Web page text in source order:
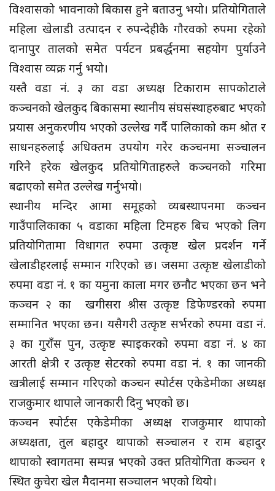
विश्वासको भावनाको बिकास हुने बताउनु भयो। प्रतियोगिताले
महिला खेलाडी उत्पादन र रुपन्देहीकै गौरवको रुपमा रहेको
दानापुर तालको समेत पर्यटन प्रबर्द्धनमा सहयोग पुर्याउने
विश्वास व्यक्र गर्नु भयो।
यस्तै वडा नं. ३ का वडा अध्यक्ष टिकाराम सापकोटाले
कञ्चनको खेलकुद बिकासमा स्थानीय संघसंस्थाहरुबाट भएको
प्रयास अनुकरणीय भएको उल्लेख गर्दै पालिकाको कम श्रोत र
साधनहरुलाई अधिक्तम उपयोग गरेर कञ्चनमा सञ्चालन
गरिने हरेक खेलकुद प्रतियोगिताहरुले कञ्चनको गरिमा
बढाएको समेत उल्लेख गर्नुभयो।
स्थानीय मन्दिर आमा समूहको व्यबस्थापनमा कञ्चन
गाउँपालिकाका ५ वडाका महिला टिमहरु बिच भएको लिग
प्रतियोगितामा विधागत रुपमा उत्कृष्ट खेल प्रदर्शन गर्ने
खेलाडीहरलाई सम्मान गरिएको छ। जसमा उत्कृष्ट खेलाडीको
रुपमा वडा नं. १ का यमुना काला मगर छनौट भएका छन भने
कञ्चन २ का खगीसरा श्रीस उत्कृष्ट डिफेण्डरको रुपमा
सम्मानित भएका छन। यसैगरी उत्कृष्ट सर्भरको रुपमा वडा नं.
३ का गुराँस पुन, उत्कृष्ट स्पाइकरको रुपमा वडा नं. ४ का
आरती क्षेत्री र उत्कृष्ट सेटरको रुपमा वडा नं. १ का जानकी
खत्रीलाई सम्मान गरिएको कञ्चन स्पोर्टस एकेडेमीका अध्यक्ष
राजकुमार थापाले जानकारी दिनु भएको छ।
कञ्चन स्पोर्टस एकेडेमीका अध्यक्ष राजकुमार थापाको
अध्यक्षता, तुल बहादुर थापाको सञ्चालन र राम बहादुर
थापाको स्वागतमा सम्पन्न भएको उक्त प्रतियोगिता कञ्चन १
स्थित कुचेरा खेल मैदानमा सञ्चालन भएको थियो।